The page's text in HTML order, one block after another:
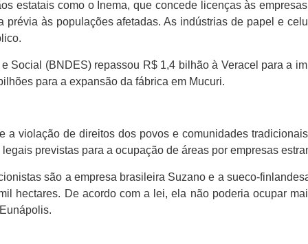
estatais como o Inema, que concede licenças às
às populações afetadas. As indústrias de papel e
Social (BNDES) repassou R$ 1,4 bilhão à Veracel para a
para a expansão da fábrica em Mucuri.
a violação de direitos dos povos e comunidades
previstas para a ocupação de áreas por empresas
são a empresa brasileira Suzano e a sueco-
hectares. De acordo com a lei, ela não poderia ocupar